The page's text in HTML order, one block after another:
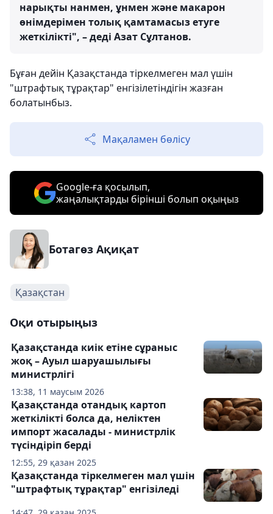
нарықты нанмен, ұнмен және макарон
өнімдерімен толық қамтамасыз етуге
жеткілікті", – деді Азат Сұлтанов.
Бұған дейін Қазақстанда тіркелмеген мал үшін
"штрафтық тұрақтар" енгізілетіндігін жазған
болатынбыз.
Мақаламен бөлісу
Google-ға қосылып,
жаңалықтарды бірінші болып оқыңыз
Ботагөз Ақиқат
Қазақстан
Оқи отырыңыз
13:38, 11 маусым 2026
Қазақстанда киік етіне сұраныс
жоқ – Ауыл шаруашылығы
министрлігі
12:55, 29 қазан 2025
Қазақстанда отандық картоп
жеткілікті болса да, неліктен
импорт жасалады - министрлік
түсіндіріп берді
Қазақстанда тіркелмеген мал үшін
"штрафтық тұрақтар" енгізіледі